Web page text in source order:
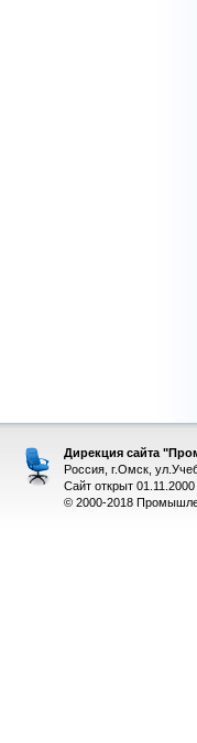
Дирекция сайта
Россия, г.Омск,
Сайт открыт 01.11.2000
© 2000-2018